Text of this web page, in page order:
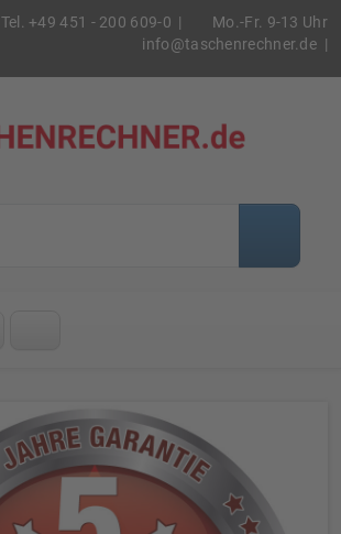
Mo.-Fr. 9-13 Uhr
Tel. +49 451 - 200 609-0 |
info@taschenrechner.de |